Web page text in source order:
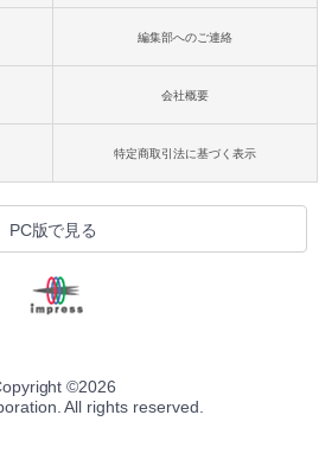
編集部へのご連絡
会社概要
特定商取引法に基づく表示
PC版で見る
©2026
All rights reserved.